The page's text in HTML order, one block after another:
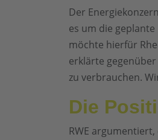
Der
es um die geplante
möchte hierfür
erklärte
zu verbrauchen.
Die
RWE